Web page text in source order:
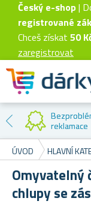
Český e-shop|
registrované
Chceš získat 50
zaregistrovat
reklamace
ÚVOD
HLAVNÍ
Omyvatelný
chlupy se